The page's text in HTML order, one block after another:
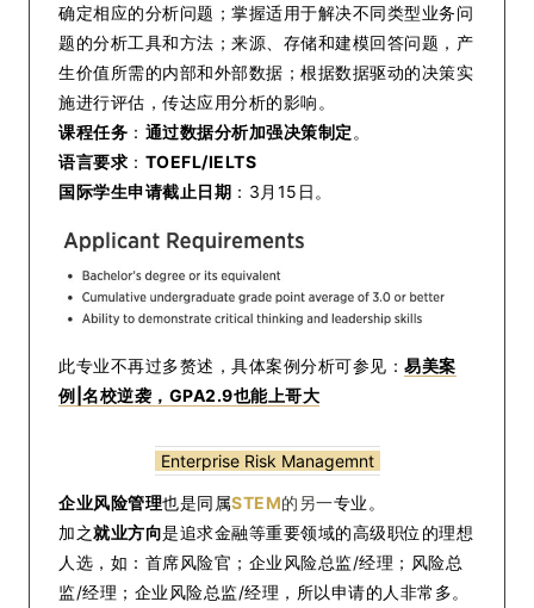
确定相应的分析问题；掌握适用于解决不同类型业务问
题的分析工具和方法；来源、存储和建模回答问题，产
生价值所需的内部和外部数据；根据数据驱动的决策实
施进行评估，传达应用分析的影响。
课程任务 ： 通过数据分析加强决策制定 。
语言要求 ： TOEFL/IELTS
国际学生申请截止日期 ：3月15日。
此专业不再过多赘述，具体案例分析可参见： 易美案
例|名校逆袭，GPA2.9也能上哥大
Enterprise Risk Managemnt
企业风险管理也是同属STEM的另一专业。
加之就业方向是追求金融等重要领域的高级职位的理想
人选，如：首席风险官；企业风险总监/经理；风险总
监/经理；企业风险总监/经理，所以申请的人非常多。